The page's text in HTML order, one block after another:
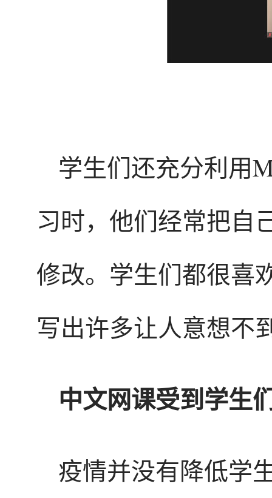
学生们还充分利用
习时，他们经常把自
修改。学生们都很喜
写出许多让人意想不
中文网课受到学生
疫情并没有降低学